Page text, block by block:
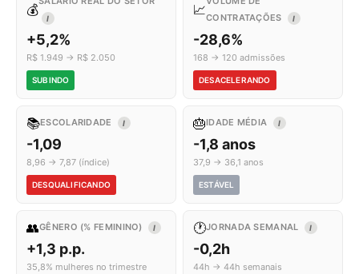
💰
I
+5,2%
R$ 1.949 → R$ 2.050
SUBINDO
📈CONTRATAÇÕES
I
-28,6%
168 → 120 admissões
DESACELERANDO
📚ESCOLARIDADE I
-1,09
8,96 → 7,87 (índice)
DESQUALIFICANDO
🎂IDADE MÉDIA I
-1,8 anos
37,9 → 36,1 anos
ESTÁVEL
👥GÊNERO (% FEMININO) I
+1,3 p.p.
35,8% mulheres no trimestre
🕐JORNADA SEMANAL I
-0,2h
44h → 44h semanais